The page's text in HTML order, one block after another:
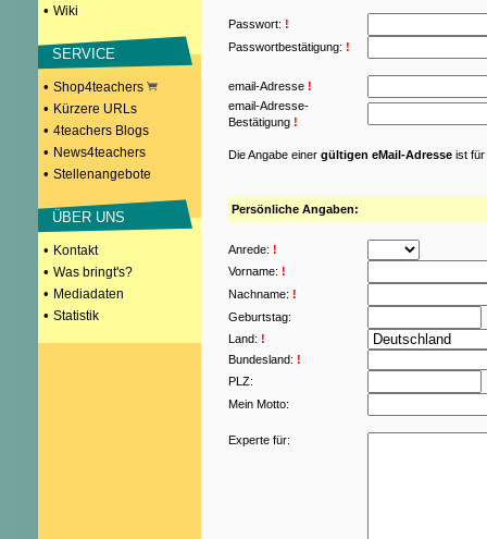
• Wiki
SERVICE
• Shop4teachers
• Kürzere URLs
• 4teachers Blogs
• News4teachers
• Stellenangebote
ÜBER UNS
• Kontakt
• Was bringt's?
• Mediadaten
• Statistik
Passwort: !
Passwortbestätigung: !
email-Adresse !
email-Adresse-
Bestätigung !
Die Angabe einer gültigen eMail-Adresse ist für
Persönliche Angaben:
Anrede: !
Vorname: !
Nachname: !
Geburtstag:
Land: !
Bundesland: !
PLZ:
Mein Motto:
Experte für: